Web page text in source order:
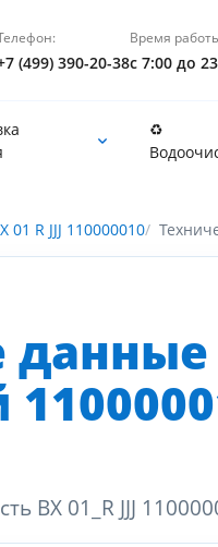
(499) 390-20-38
Время
с 7:00 до
♻️
R JJJ 110000010
BX 01_R JJJ